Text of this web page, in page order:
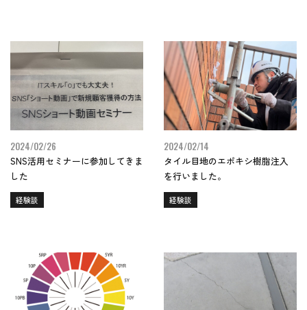
2024/02/26
SNS活用セミナーに参加してきま
した
経験談
2024/02/14
タイル目地のエポキシ樹脂注入
を行いました。
経験談